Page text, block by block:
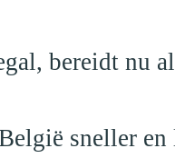
bereidt nu
sneller